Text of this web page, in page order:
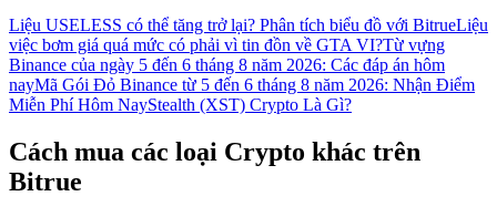
Liệu USELESS có thể tăng trở lại? Phân tích biểu đồ với BitrueLiệu
việc bơm giá quá mức có phải vì tin đồn về GTA VI?Từ vựng
Binance của ngày 5 đến 6 tháng 8 năm 2026: Các đáp án hôm
nayMã Gói Đỏ Binance từ 5 đến 6 tháng 8 năm 2026: Nhận Điểm
Miễn Phí Hôm NayStealth (XST) Crypto Là Gì?
Cách mua các loại Crypto khác trên
Bitrue